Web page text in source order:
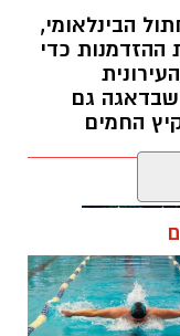
הבינלאומי,
ההזדמנות כדי
שבדאגה גם
החמים